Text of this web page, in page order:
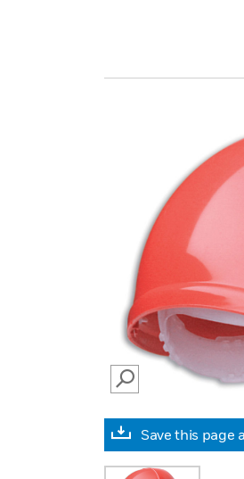
SEARCH
Save this page